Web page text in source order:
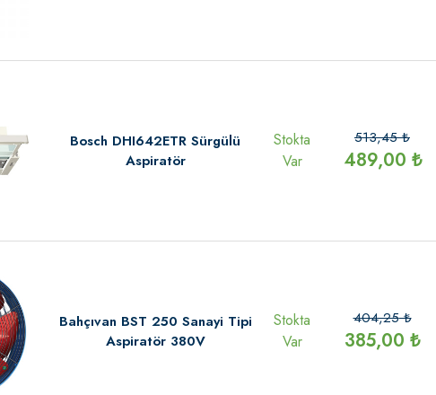
Bosch DHI642ETR Sürgülü
Aspiratör
Stokta
Var
513,45₺
489,00 ₺
Bahçıvan BST 250 Sanayi Tipi
Aspiratör 380V
Stokta
Var
404,25₺
385,00 ₺